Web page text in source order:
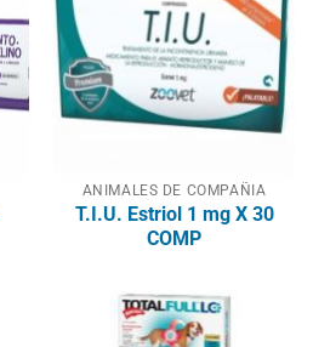
ANIMALES DE COMPAÑIA
T.I.U. Estriol 1 mg X 30
COMP